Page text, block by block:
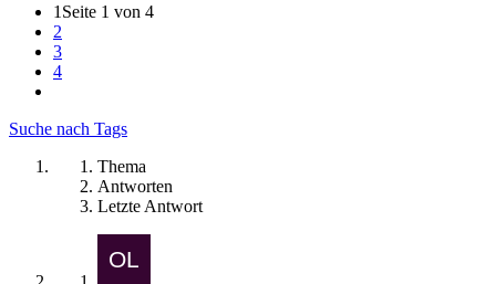
1 Seite 1 von 4
2
3
4
Suche nach Tags
Thema
Antworten
Letzte Antwort